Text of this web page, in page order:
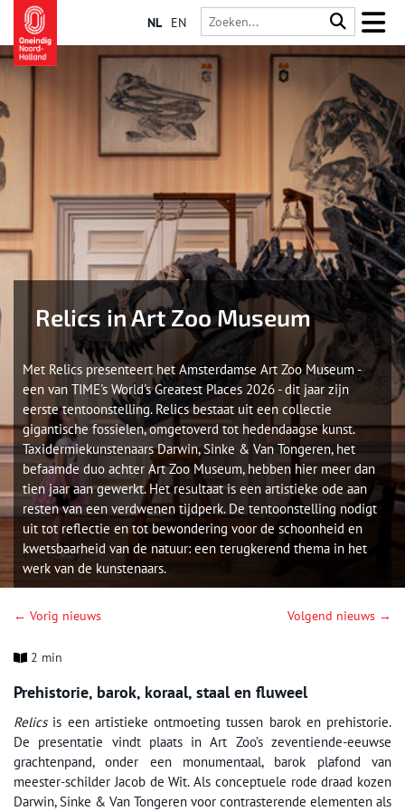
NL EN
Relics in Art Zoo Museum
Met Relics presenteert het Amsterdamse Art Zoo Museum -
een van TIME's World's Greatest Places 2026 - dit jaar zijn
eerste tentoonstelling. Relics bestaat uit een collectie
gigantische fossielen, omgetoverd tot hedendaagse kunst.
Taxidermiekunstenaars Darwin, Sinke & Van Tongeren, het
befaamde duo achter Art Zoo Museum, hebben hier meer dan
tien jaar aan gewerkt. Het resultaat is een artistieke ode aan
resten van een verdwenen tijdperk. De tentoonstelling nodigt
uit tot reflectie en tot bewondering voor de schoonheid en
kwetsbaarheid van de natuur: een terugkerend thema in het
werk van de kunstenaars.
← Vorig nieuws Volgend nieuws →
2 min
Prehistorie, barok, koraal, staal en fluweel
Relicsis een artistieke ontmoeting tussen barok en prehistorie.
De presentatie vindt plaats in Art Zoo’s zeventiende-eeuwse
grachtenpand, onder een monumentaal, barok plafond van
meester-schilder Jacob de Wit. Als conceptuele rode draad kozen
Darwin, Sinke & Van Tongeren voor contrasterende elementen als